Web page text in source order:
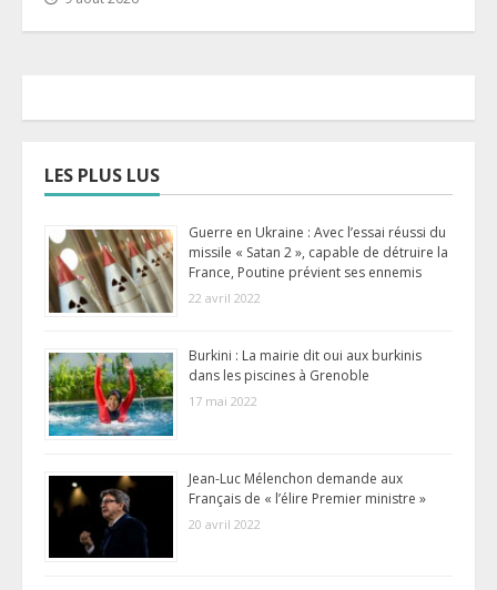
LES PLUS LUS
Guerre en Ukraine : Avec l’essai réussi du
missile « Satan 2 », capable de détruire la
France, Poutine prévient ses ennemis
22 avril 2022
Burkini : La mairie dit oui aux burkinis
dans les piscines à Grenoble
17 mai 2022
Jean-Luc Mélenchon demande aux
Français de « l’élire Premier ministre »
20 avril 2022